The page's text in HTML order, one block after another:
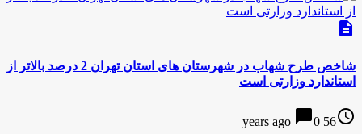
description
شاخص طرح شهاب در شهرستان های استان تهران 2 درصد بالاتر از
استاندارد وزارتی است
access_time
56 years ago
chat_bubble0